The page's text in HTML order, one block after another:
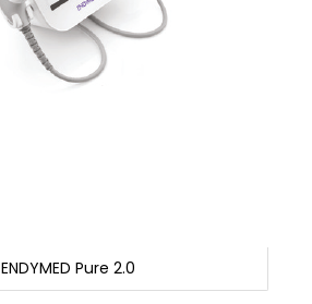
ENDYMED Pure 2.0